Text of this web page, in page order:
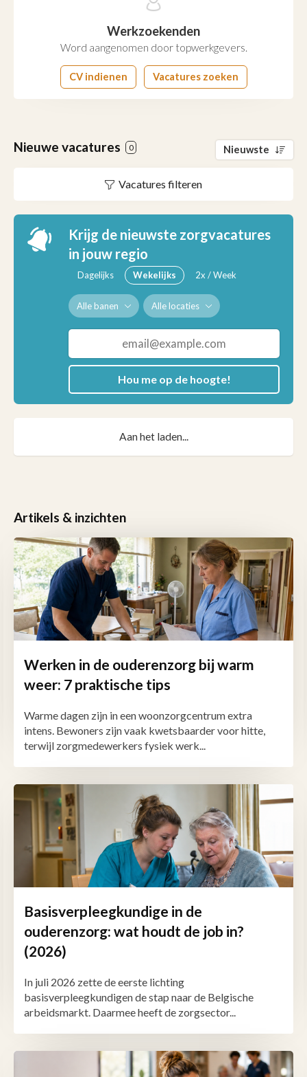
Werkzoekenden
Word aangenomen door topwerkgevers.
CV indienen Vacatures zoeken
Nieuwe vacatures 0 Nieuwste
Vacatures filteren
Krijg de nieuwste zorgvacatures
in jouw regio
Dagelijks Wekelijks 2x / Week
Alle banen Alle locaties
Hou me op de hoogte!
Aan het laden...
Artikels & inzichten
Werken in de ouderenzorg bij warm
weer: 7 praktische tips
Warme dagen zijn in een woonzorgcentrum extra
intens. Bewoners zijn vaak kwetsbaarder voor hitte,
terwijl zorgmedewerkers fysiek werk...
Basisverpleegkundige in de
ouderenzorg: wat houdt de job in?
(2026)
In juli 2026 zette de eerste lichting
basisverpleegkundigen de stap naar de Belgische
arbeidsmarkt. Daarmee heeft de zorgsector...